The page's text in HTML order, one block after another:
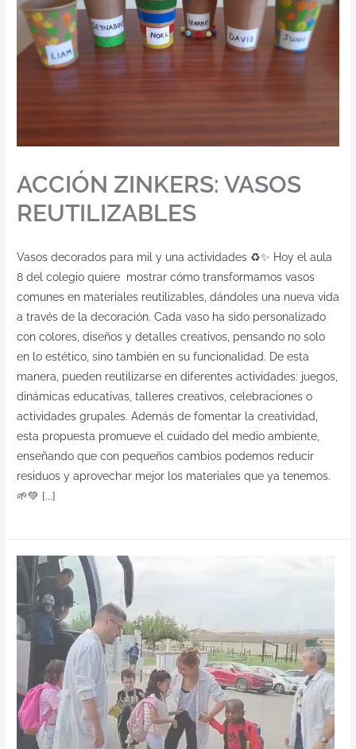
Contacto
ACCIÓN ZINKERS: VASOS
REUTILIZABLES
Vasos decorados para mil y una actividades ♻️✨ Hoy el aula
8 del colegio quiere mostrar cómo transformamos vasos
comunes en materiales reutilizables, dándoles una nueva vida
a través de la decoración. Cada vaso ha sido personalizado
con colores, diseños y detalles creativos, pensando no solo
en lo estético, sino también en su funcionalidad. De esta
manera, pueden reutilizarse en diferentes actividades: juegos,
dinámicas educativas, talleres creativos, celebraciones o
actividades grupales. Además de fomentar la creatividad,
esta propuesta promueve el cuidado del medio ambiente,
enseñando que con pequeños cambios podemos reducir
residuos y aprovechar mejor los materiales que ya tenemos.
🌱💚 [...]